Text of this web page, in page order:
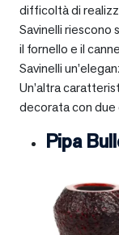
difficoltà di
Savinelli riescono
il fornello e il
Savinelli
Un’altra
decorata con
Pipa